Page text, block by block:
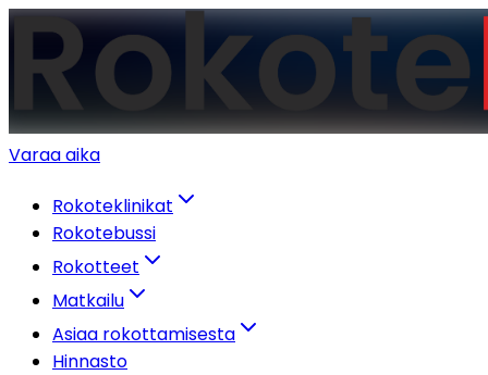
Varaa aika
Rokoteklinikat
Rokotebussi
Rokotteet
Matkailu
Asiaa rokottamisesta
Hinnasto